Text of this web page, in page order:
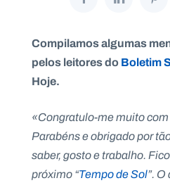
Compilamos algumas
pelos leitores doBoletim
Hoje.
«Congratulo-me muito com
Parabéns e obrigado por
saber, gosto e trabalho.
próximo “Tempo de Sol”.
O
T
I
O
A
S
a